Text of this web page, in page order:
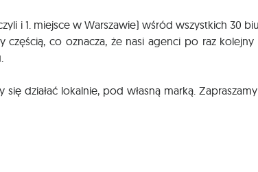
i 1. miejsce w Warszawie) wśród wszystkich 30
częścią, co oznacza, że nasi agenci po raz kolejny
działać lokalnie, pod własną marką.